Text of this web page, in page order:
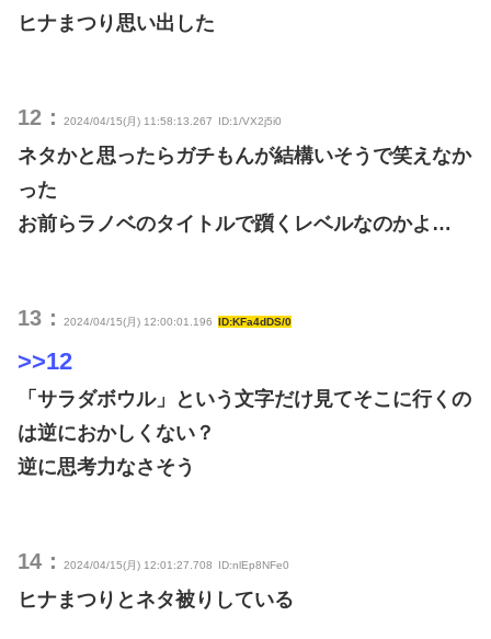
ヒナまつり思い出した
12： 2024/04/15(月) 11:58:13.267 ID:1/VX2j5i0
ネタかと思ったらガチもんが結構いそうで笑えなか
った
お前らラノベのタイトルで躓くレベルなのかよ…
13： 2024/04/15(月) 12:00:01.196 ID:KFa4dDS/0
>>12
「サラダボウル」という文字だけ見てそこに行くの
は逆におかしくない？
逆に思考力なさそう
14： 2024/04/15(月) 12:01:27.708 ID:nlEp8NFe0
ヒナまつりとネタ被りしている